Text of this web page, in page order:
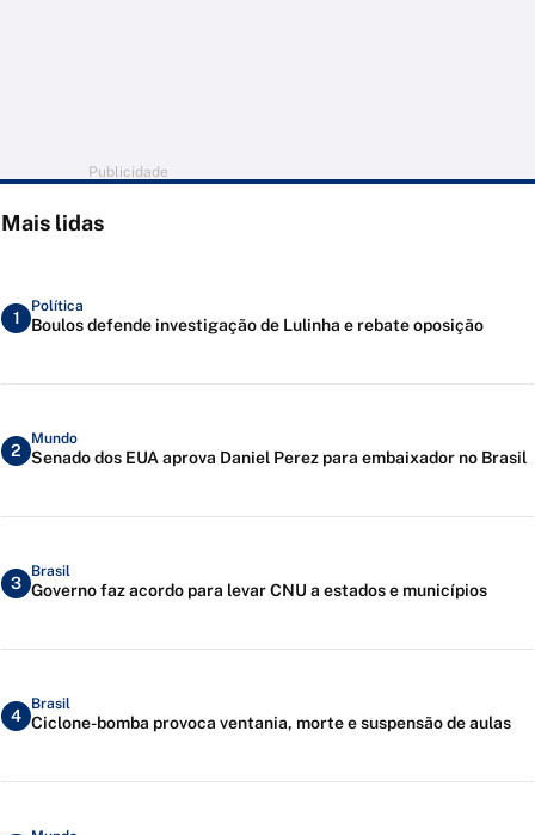
Publicidade
Mais lidas
1
Política
Boulos defende investigação de Lulinha e rebate oposição
2
Mundo
Senado dos EUA aprova Daniel Perez para embaixador no Brasil
3
Brasil
Governo faz acordo para levar CNU a estados e municípios
4
Brasil
Ciclone-bomba provoca ventania, morte e suspensão de aulas